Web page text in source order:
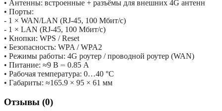
• Антенны: встроенные + разъёмы для внешних 4G антенн
• Порты:
- 1 × WAN/LAN (RJ-45, 100 Мбит/с)
- 1 × LAN (RJ-45, 100 Мбит/с)
• Кнопки: WPS / Reset
• Безопасность: WPA / WPA2
• Режимы работы: 4G роутер / проводной роутер (WAN)
• Питание: ≈9 В ⎓ 0.85 А
• Рабочая температура: 0…40 °C
• Габариты: ≈165.9 × 95 × 61 мм
Отзывы (0)